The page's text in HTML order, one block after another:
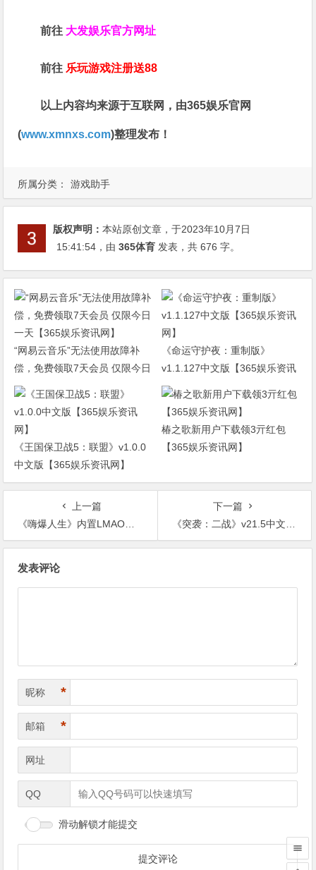
所属分类： 游戏助手
前往 大发娱乐官方网址
前往 乐玩游戏注册送88
以上内容均来源于互联网，由365娱乐官网
(www.xmnxs.com)整理发布！
版权声明：本站原创文章，于2023年10月7日
15:41:54 ，由365体育 发表，共 676 字。
“网易云音乐”无法使用故障补
偿，免费领取7天会员 仅限今日
一天【365娱乐资讯网】
《命运守护夜：重制版》
v1.1.127中文版【365娱乐资讯
网】
《王国保卫战5：联盟》v1.0.0
中文版【365娱乐资讯网】
椿之歌新用户下载领3亓红包
【365娱乐资讯网】
上一篇
《嗨爆人生》内置LMAO汉化2.0【365娱乐资讯网】
下一篇
《突袭：二战》v21.5中文版【365娱乐资讯网】
发表评论
昵称 *
邮箱 *
网址
QQ
滑动解锁才能提交